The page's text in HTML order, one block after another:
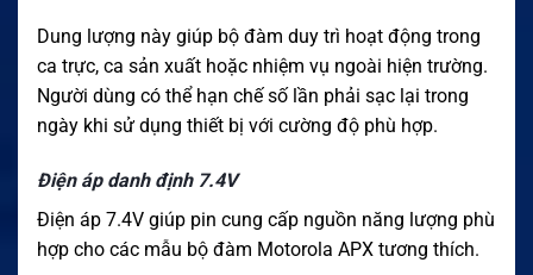
Dung lượng này giúp bộ đàm duy trì hoạt động trong
ca trực, ca sản xuất hoặc nhiệm vụ ngoài hiện trường.
Người dùng có thể hạn chế số lần phải sạc lại trong
ngày khi sử dụng thiết bị với cường độ phù hợp.
Điện áp danh định 7.4V
Điện áp 7.4V giúp pin cung cấp nguồn năng lượng phù
hợp cho các mẫu bộ đàm Motorola APX tương thích.